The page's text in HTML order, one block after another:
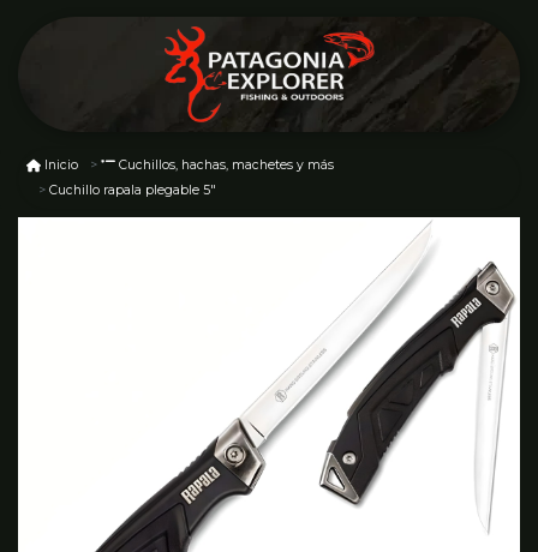
Inicio
Cuchillos, hachas, machetes y más
Cuchillo rapala plegable 5"